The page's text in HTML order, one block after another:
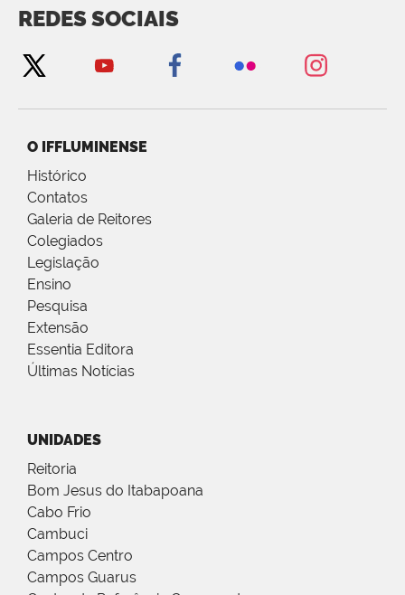
REDES SOCIAIS
O IFFLUMINENSE
Histórico
Contatos
Galeria de Reitores
Colegiados
Legislação
Ensino
Pesquisa
Extensão
Essentia Editora
Últimas Notícias
UNIDADES
Reitoria
Bom Jesus do Itabapoana
Cabo Frio
Cambuci
Campos Centro
Campos Guarus